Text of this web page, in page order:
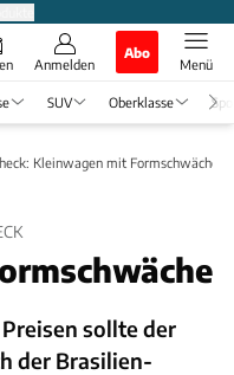
Anmelden
Abo
Menü
SUV Oberklasse
Kleinwagen mit Formschwäche
sollte der
der Brasilien-